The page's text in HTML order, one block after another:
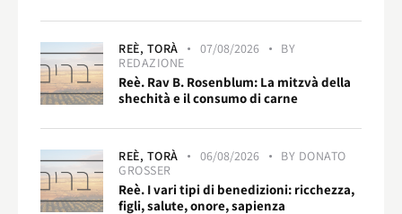
REÈ, TORÀ 07/08/2026
BY
REDAZIONE
Reè. Rav B. Rosenblum: La mitzvà della
shechità e il consumo di carne
REÈ, TORÀ 06/08/2026 BY DONATO
GROSSER
Reè. I vari tipi di benedizioni: ricchezza,
figli, salute, onore, sapienza